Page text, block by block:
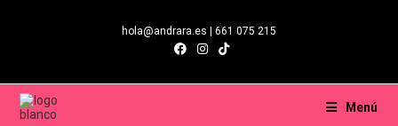
hola@andrara.es | 661 075 215
Menú